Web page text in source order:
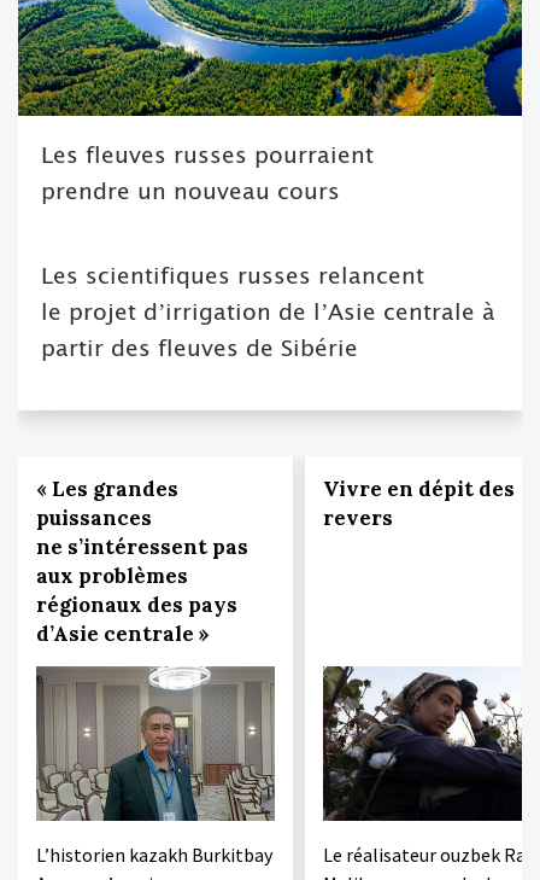
Les fleuves russes pourraient
prendre un nouveau cours
Les scientifiques russes relancent
le projet d’irrigation de l’Asie centrale à
partir des fleuves de Sibérie
« Les grandes
puissances
ne s’intéressent pas
aux problèmes
régionaux des pays
d’Asie centrale »
L’historien kazakh Burkitbay
Vivre en dépit des
revers
Le réalisateur ouzbek